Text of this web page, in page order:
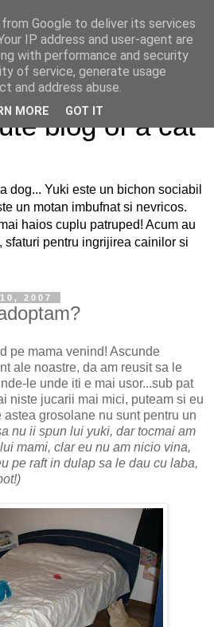
caini si pisici
blog of a cat
dog... Yuki este un bichon sociabil
un motan imbufnat si nevricos.
haios cuplu patruped! Acum au
sfaturi pentru ingrijirea cainilor si
2007
pe mama venind! Ascunde
ale noastre, da am reusit sa le
le unde iti e mai usor...sub pat
niste jucarii mai mici, puteam si eu
grosolane nu sunt pentru un
nu ii spun lui yuki, dar tocmai am
mami, clar eu nu am nicio vina,
pe raft in dulap sa le dau cu laba,
Google to deliver its services
IP address and user-agent are
with performance and security
of service, generate usage
and address abuse.
MORE GOT IT